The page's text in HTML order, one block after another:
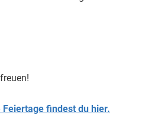
findest du hier.